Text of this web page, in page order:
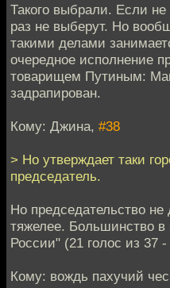
Такого выбрали. Если
раз не выберут. Но
такими делами
очередное исполнение
товарищем Путиным:
задрапирован.
Кому: Джина, #38
> Но утверждает таки
председатель.
Но председательство не
тяжелее. Большинство в
России" (21 голос из 37
Кому: вождь пахучий